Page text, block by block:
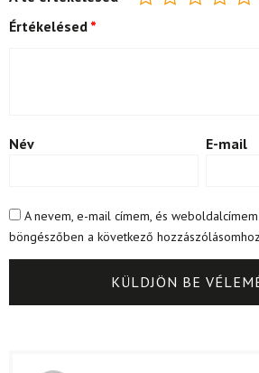
Értékelésed *
Név E-mail
A nevem, e-mail címem, és
böngészőben a következő